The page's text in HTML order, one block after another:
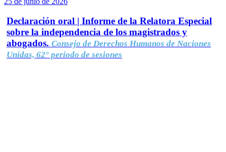
Declaración oral | Informe de la Relatora Especial
sobre la independencia de los magistrados y
abogados. Consejo de Derechos Humanos de Naciones
Unidas, 62° período de sesiones